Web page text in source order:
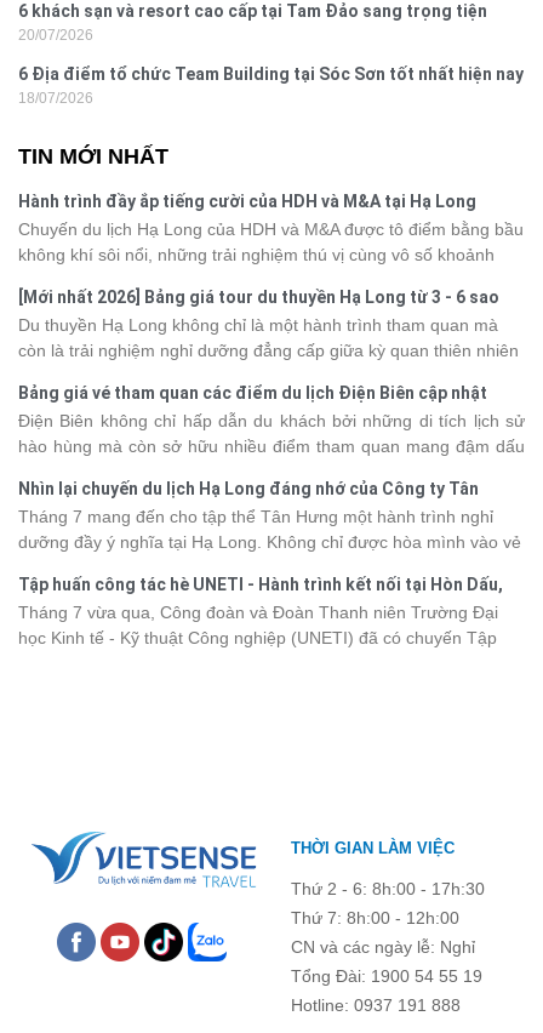
6 khách sạn và resort cao cấp tại Tam Đảo sang trọng tiện
nghi
20/07/2026
6 Địa điểm tổ chức Team Building tại Sóc Sơn tốt nhất hiện nay
18/07/2026
TIN MỚI NHẤT
Hành trình đầy ắp tiếng cười của HDH và M&A tại Hạ Long
Chuyến du lịch Hạ Long của HDH và M&A được tô điểm bằng bầu
không khí sôi nổi, những trải nghiệm thú vị cùng vô số khoảnh
phút giây đồng hành bên nhau, tất cả đã tạo nên một chuyến đi
tràn đầy cảm xúc và dấu ấn khó quên.
[Mới nhất 2026] Bảng giá tour du thuyền Hạ Long từ 3 - 6 sao
Du thuyền Hạ Long không chỉ là một hành trình tham quan mà
còn là trải nghiệm nghỉ dưỡng đẳng cấp giữa kỳ quan thiên nhiên
khác nhau, khiến nhiều du khách băn khoăn khi lựa chọn. Bài viết
dưới đây sẽ cập nhật bảng giá tour du thuyền Hạ Long mới nhất
2026 từ 3 - 6 sao, giúp bạn dễ dàng so sánh và tìm được hành
trình phù hợp với nhu cầu cũng như ngân sách.
Bảng giá vé tham quan các điểm du lịch Điện Biên cập nhật
2026
Điện Biên không chỉ hấp dẫn du khách bởi những di tích lịch sử
hào hùng mà còn sở hữu nhiều điểm tham quan mang đậm dấu
phá vùng đất này, việc cập nhật trước giá vé sẽ giúp bạn chủ
động hơn trong lịch trình và chi phí. Cùng Vietsense Travel tham
khảo bảng giá vé tham quan các điểm du lịch Điện Biênmới nhất
năm 2026 ngay dưới đây.
Nhìn lại chuyến du lịch Hạ Long đáng nhớ của Công ty Tân
Hưng 2026
Tháng 7 mang đến cho tập thể Tân Hưng một hành trình nghỉ
dưỡng đầy ý nghĩa tại Hạ Long. Không chỉ được hòa mình vào vẻ
kết, sẻ chia và lưu giữ nhiều khoảnh khắc đáng nhớ. Hãy cùng
nhìn lại chuyến đi ngập tràn niềm vui và những trải nghiệm khó
quên.
Tập huấn công tác hè UNETI - Hành trình kết nối tại Hòn Dấu,
Đồ Sơn
Tháng 7 vừa qua, Công đoàn và Đoàn Thanh niên Trường Đại
học Kinh tế - Kỹ thuật Công nghiệp (UNETI) đã có chuyến Tập
THỜI GIAN LÀM VIỆC
Thứ 2 - 6: 8h:00 - 17h:30
Thứ 7: 8h:00 - 12h:00
CN và các ngày lễ: Nghỉ
Tổng Đài: 1900 54 55 19
Hotline: 0937 191 888